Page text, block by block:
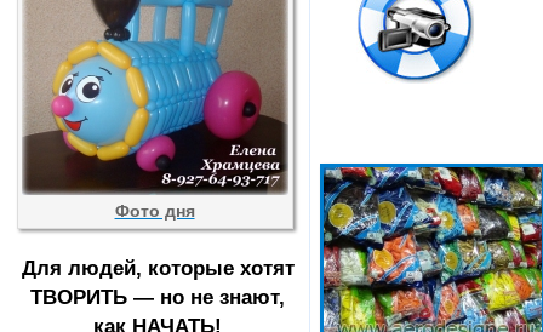
Фото дня
Для людей, которые хотят
ТВОРИТЬ — но не знают,
как НАЧАТЬ!